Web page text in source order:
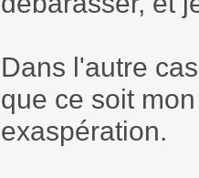
Dans l'autre
que ce soit
exaspération.